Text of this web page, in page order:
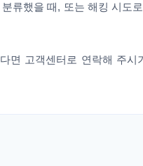
류했을 때, 또는 해킹 시도
면 고객센터로 연락해 주